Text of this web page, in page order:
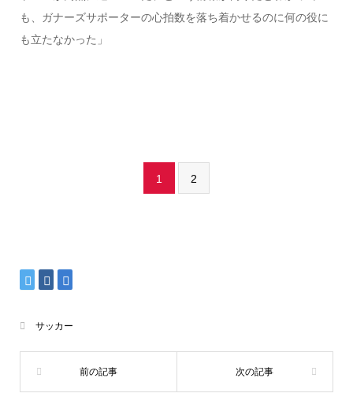
も、ガナーズサポーターの心拍数を落ち着かせるのに何の役に
も立たなかった」
1 2
サッカー